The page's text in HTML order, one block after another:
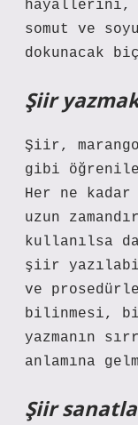
hayallerini,
somut ve
dokunacak
Şiir
Şiir,
gibi
Her ne
uzun
kullanılsa
şiir
ve
bilinmesi,
yazmanın
anlamına
Şiir